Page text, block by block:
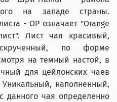
на западе страны.
- ОР означает "Orange
Лист чая красивый,
по форме
на темный настой, в
для цейлонских чаев
наполненный,
чая определенно